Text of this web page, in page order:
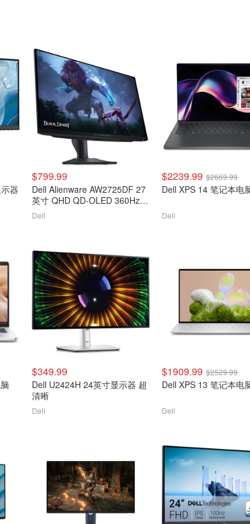
器
$799.99
Dell Alienware AW2725DF 27
英寸 QHD QD-OLED 360Hz
游戏显示器
Dell
$2239.99 $2669.99
Dell XPS 14 笔记本电
Dell
$349.99
Dell U2424H 24英寸显示器 超
清晰
Dell
$1909.99 $2529.99
Dell XPS 13 笔记本电
Dell